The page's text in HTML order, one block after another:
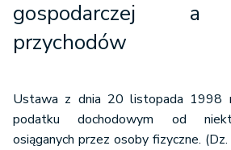
gospodarczej a
przychodów
Ustawa z dnia 20 listopada 1998
podatku dochodowym od
osiąganych przez osoby fizyczne.